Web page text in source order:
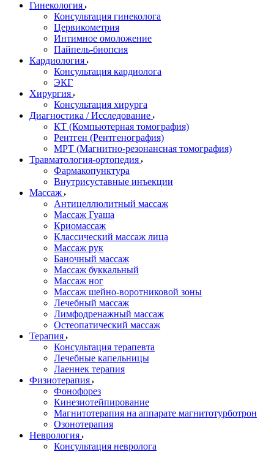
Гинекология
Консультация гинеколога
Цервикометрия
Интимное омоложение
Пайпель-биопсия
Кардиология
Консультация кардиолога
ЭКГ
Хирургия
Консультация хирурга
Диагностика / Исследование
КТ (Компьютерная томография)
Рентген (Рентгенография)
МРТ (Магнитно-резонансная томография)
Травматология-ортопедия
Фармакопунктура
Внутрисуставные инъекции
Массаж
Антицеллюлитный массаж
Массаж Гуаша
Криомассаж
Классический массаж лица
Массаж рук
Баночный массаж
Массаж буккальный
Массаж ног
Массаж шейно-воротниковой зоны
Лечебный массаж
Лимфодренажный массаж
Остеопатический массаж
Терапия
Консультация терапевта
Лечебные капельницы
Лаеннек терапия
Физиотерапия
Фонофорез
Кинезиотейпирование
Магнитотерапия на аппарате магнитотурботрон
Озонотерапия
Неврология
Консультация невролога